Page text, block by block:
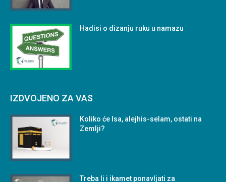
Hadisi o dizanju ruku u namazu
IZDVOJENO ZA VAS
Koliko će Isa, alejhis-selam, ostati na
Zemlji?
Treba li i ikamet ponavljati za